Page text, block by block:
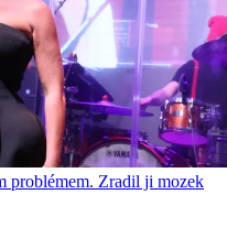
problémem. Zradil ji mozek